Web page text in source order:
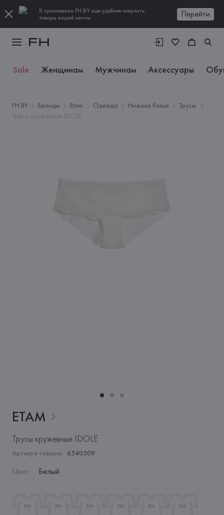
В приложении FH.BY еще удобнее покупать
товары вашей мечты
Перейти
Sale Женщинам Мужчинам Аксессуары
FH.BY Бренды Etam Одежда Нижнее белье
Трусы
Трусы кружевные IDOLE
ETAM
Трусы кружевные IDOLE
Артикул товара: 6540509
Цвет: Белый